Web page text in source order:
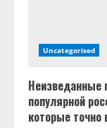
Uncategorised
Неизведанные
популярной
которые точно